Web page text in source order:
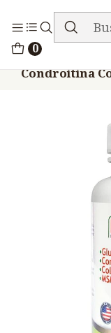
0
ENVIO
Condroitina